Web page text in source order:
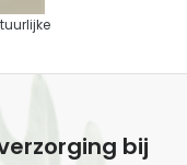
bij